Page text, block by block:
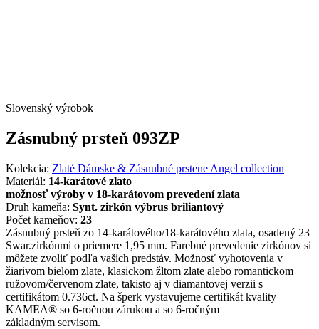
Slovenský výrobok
Zásnubný prsteň 093ZP
Kolekcia: Zlaté Dámske & Zásnubné prstene Angel collection
Materiál: 14-karátové zlato
možnosť výroby v 18-karátovom prevedení zlata
Druh kameňa: Synt. zirkón výbrus briliantový
Počet kameňov: 23
Zásnubný prsteň zo 14-karátového/18-karátového zlata, osadený 23
Swar.zirkónmi o priemere 1,95 mm. Farebné prevedenie zirkónov si
môžete zvoliť podľa vašich predstáv. Možnosť vyhotovenia v
žiarivom bielom zlate, klasickom žltom zlate alebo romantickom
ružovom/červenom zlate, takisto aj v diamantovej verzii s
certifikátom 0.736ct. Na šperk vystavujeme certifikát kvality
KAMEA® so 6-ročnou zárukou a so 6-ročným
základným servisom.